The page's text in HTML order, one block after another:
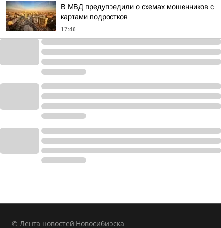
В МВД предупредили о схемах мошенников с
картами подростков
17:46
© Лента новостей Новосибирска